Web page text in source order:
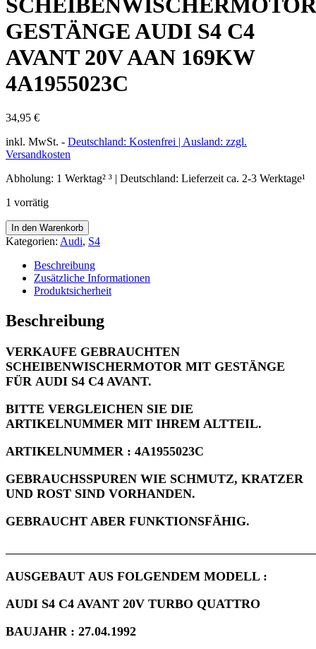
GESTÄNGE AUDI S4 C4
AVANT 20V AAN 169KW
4A1955023C
34,95 €
inkl. MwSt. - Deutschland: Kostenfrei | Ausland: zzgl.
Versandkosten
Abholung: 1 Werktag² ³ | Deutschland: Lieferzeit ca. 2-3 Werktage¹
1 vorrätig
SCHEIBENWISCHERMOTOR
GESTÄNGE
AUDI
AVANT
AAN
169KW
Menge
In den Warenkorb
Kategorien: Audi, S4
Beschreibung
Zusätzliche Informationen
Produktsicherheit
Beschreibung
VERKAUFE GEBRAUCHTEN
SCHEIBENWISCHERMOTOR MIT GESTÄNGE
FÜR AUDI S4 C4 AVANT.
BITTE VERGLEICHEN SIE DIE
ARTIKELNUMMER MIT IHREM ALTTEIL.
ARTIKELNUMMER : 4A1955023C
GEBRAUCHSSPUREN WIE SCHMUTZ, KRATZER
UND ROST SIND VORHANDEN.
GEBRAUCHT ABER FUNKTIONSFÄHIG.
AUSGEBAUT AUS FOLGENDEM MODELL :
AUDI S4 C4 AVANT 20V TURBO QUATTRO
BAUJAHR : 27.04.1992